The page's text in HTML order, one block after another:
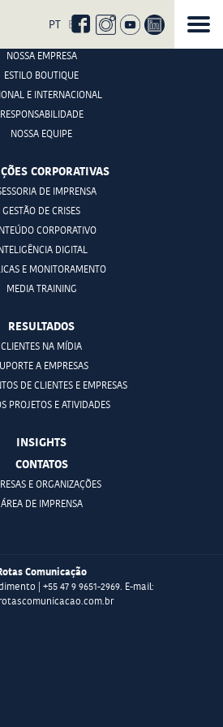
nossa
página
no
PT EN
COMUNICAÇÃO
NOSSA EMPRESA
ESTILO BOUTIQUE
E INTERNACIONAL
RESPONSABILIDADE
NOSSA EQUIPE
CORPORATIVAS
DE IMPRENSA
GESTÃO DE CRISES
CORPORATIVO
DIGITAL
E MONITORAMENTO
MEDIA TRAINING
RESULTADOS
CLIENTES NA MÍDIA
A EMPRESAS
DE CLIENTES E EMPRESAS
PROJETOS E ATIVIDADES
INSIGHTS
CONTATOS
E ORGANIZAÇÕES
ÁREA DE IMPRENSA
Comunicação
| +55 47 9 9651-2969. E-mail: